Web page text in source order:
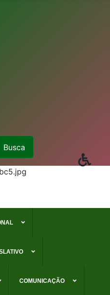
results.
Busca
COMUNICAÇÃO